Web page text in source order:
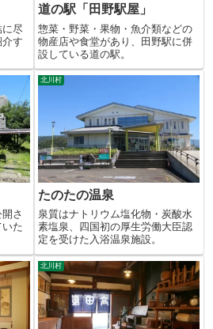
に尽
す
道の駅「田野駅屋」
惣菜・野菜・果物・魚介類などの
物産店や食堂があり、田野駅に併
設している道の駅。
さ
た
北川村
たのたの温泉
泉質はナトリウム塩化物・炭酸水
素塩泉、四国初の厚生労働大臣認
定を受けた入浴温泉施設。
北川村